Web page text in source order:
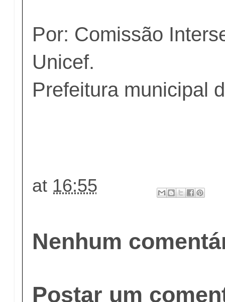
Por: Comissão
Unicef.
Prefeitura municipal
at 16:55
Nenhum
Postar um